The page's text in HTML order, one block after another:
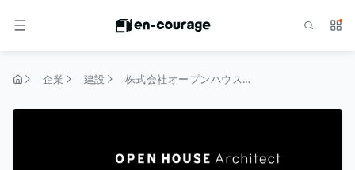
メニュー サ
企業 建設 株式会社オープンハウス・アーキテクト